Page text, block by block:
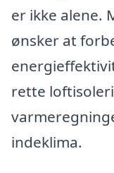
er ikke alene.
ønsker at
rette
indeklima.